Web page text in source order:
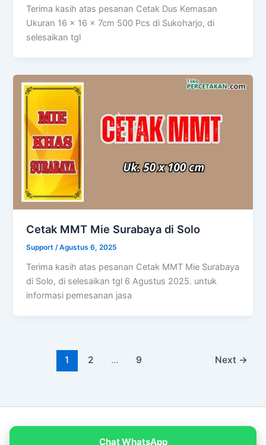
Terima kasih atas pesanan Cetak Dus Kemasan
Ukuran 16 x 16 x 7cm 500 Pcs di Sukoharjo, di
selesaikan tgl
Cetak MMT Mie Surabaya di Solo
Support/Agustus 6, 2025
Terima kasih atas pesanan Cetak MMT Mie Surabaya
di Solo, di selesaikan tgl 6 Agustus 2025. untuk
informasi pemesanan jasa
1 2 … 9 Next →
Chat WhatsApp